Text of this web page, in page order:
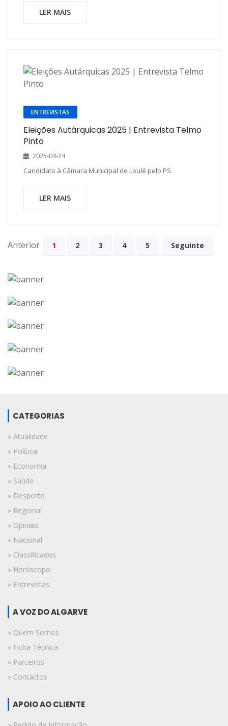
LER MAIS
ENTREVISTAS
Eleições Autárquicas 2025 | Entrevista Telmo
Pinto
2025-04-24
Candidato à Câmara Municipal de Loulé pelo PS
LER MAIS
Anterior 1 2 3 4 5 Seguinte
CATEGORIAS
» Atualidade
» Política
» Economia
» Saúde
» Desporto
» Regional
» Opinião
» Nacional
» Classificados
» Horóscopo
» Entrevistas
A VOZ DO ALGARVE
» Quem Somos
» Ficha Técnica
» Parceiros
» Contactos
APOIO AO CLIENTE